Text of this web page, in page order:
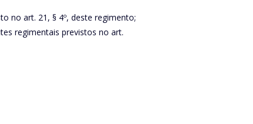
no art. 21, § 4º, deste regimento;
regimentais previstos no art.